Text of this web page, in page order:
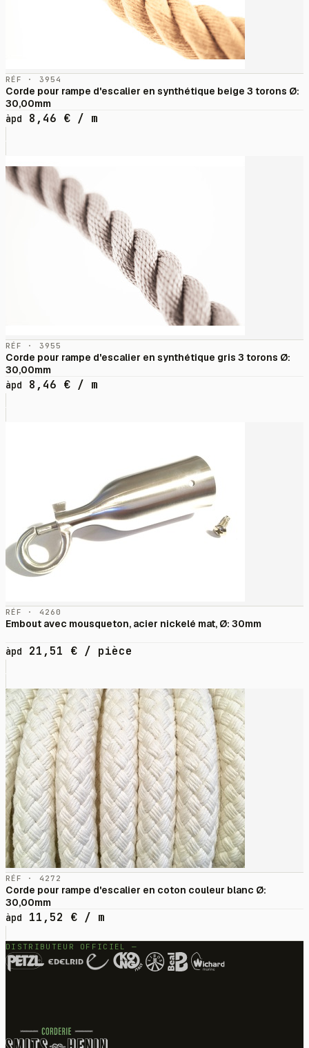
RÉF · 3954
Corde pour rampe d'escalier en synthétique beige 3 torons Ø:
30,00mm
àpd
8,46 € / m
RÉF · 3955
Corde pour rampe d'escalier en synthétique gris 3 torons Ø:
30,00mm
àpd
8,46 € / m
RÉF · 4260
Embout avec mousqueton, acier nickelé mat, Ø: 30mm
àpd 21,51 € / pièce
RÉF · 4272
Corde pour rampe d'escalier en coton couleur blanc Ø:
30,00mm
àpd
11,52 € / m
DISTRIBUTEUR OFFICIEL —